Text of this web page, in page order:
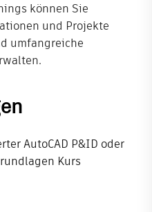
können Sie
und Projekte
umfangreiche
AutoCAD P&ID oder
Kurs